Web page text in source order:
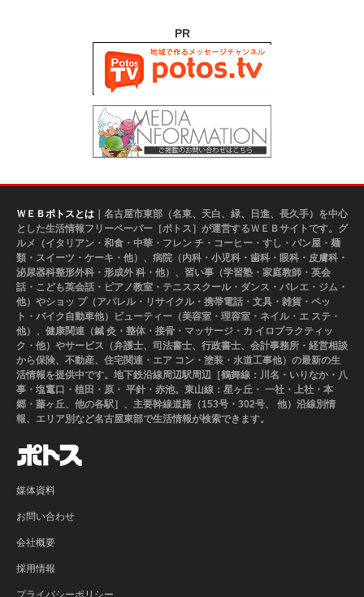
PR
ＷＥＢポトスとは ｜名古屋市東部（名東、天白、緑、日進、長久手）を中心
とした生活情報フリーペーパー［ポトス］が運営するＷＥＢサイトです。グ
ルメ（イタリアン・和食・中華・フレン チ・コーヒー・すし・パン屋・麺
類・スイーツ・ケーキ・他）、病院（内科・小児科・歯科・眼科・皮膚科・
泌尿器科整形外科・形成外 科・他）、習い事（学習塾・家庭教師・英会
話・こども英会話・ピアノ教室・テニススクール・ダンス・バレエ・ジム・
他）やショッ プ（アパレル・リサイクル・携帯電話・文具・雑貨・ペッ
ト・バイク自動車他）ビューティー（美容室・理容室・ネイル・エ ステ・
他）、健康関連（鍼 灸・整体・接骨・マッサージ・カ イロプラクティッ
ク・他）やサービス（弁護士、司法書士、行政書士、会計事務所・経営相談
から保険、不動産、住宅関連・エア コン・塗装・水道工事他）の最新の生
活情報を提供中です。地下鉄沿線周辺駅周辺［鶴舞線：川名・いりなか・八
事・塩竃口・植田・原・ 平針・赤池。東山線：星ヶ丘・ 一社・上社・本
郷・藤ヶ丘、他の各駅］、主要幹線道路（153号・302号、 他）沿線別情
報、エリア別など名古屋東部で生活情報が検索できます。
媒体資料
お問い合わせ
会社概要
採用情報
プライバシーポリシー